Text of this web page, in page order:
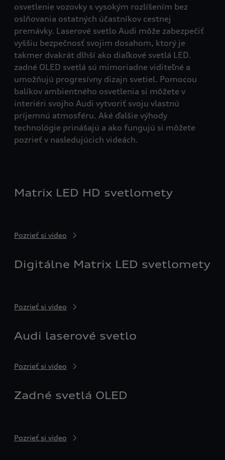
osvetlenie vozovky s vysokým rozlíšením bez
oslňovania ostatných účastníkov cestnej
premávky. Laserové svetlo Audi môže zabezpečiť
vyššiu bezpečnosť svojim dosahom, ktorý je
takmer dvakrát dlhší ako diaľkové svetlá LED.
zadné OLED svetlá sú mimoriadne viditeľné a
umožňujú progresívny dizajn svetiel. Pomocou
balíkov ambientného osvetlenia si môžete v
interiéri svojho Audi vytvoriť svoju vlastnú
príjemnú atmosféru. Aké ďalšie výhody
technológie prinášajú a ako fungujú si môžete
pozrieť v nasledujúcich videách.
Matrix LED HD svetlomety
Pozrieť si video
Digitálne Matrix LED svetlomety
Pozrieť si video
Audi laserové svetlo
Pozrieť si video
Zadné svetlá OLED
Pozrieť si video